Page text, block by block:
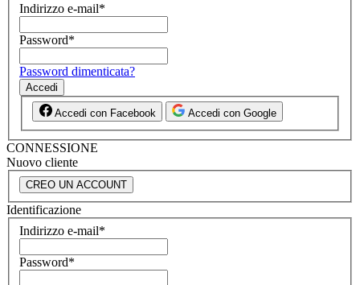
Indirizzo e-mail*
Password*
Password dimenticata?
Accedi
Accedi con Facebook Accedi con Google
CONNESSIONE
Nuovo cliente
CREO UN ACCOUNT
Identificazione
Indirizzo e-mail*
Password*